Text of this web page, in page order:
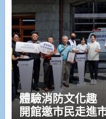
體驗消防文化趣
開館邀市民走進